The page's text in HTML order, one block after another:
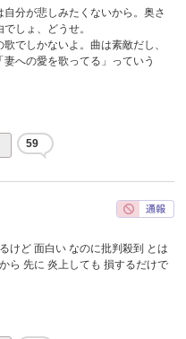
分が悲しみたくないから。奥さ
しょ、どうせ。
でしかないよ。曲は素敵だし、
への愛を歌ってる」っていう
59
けど 面白い なのに批判殺到 とは
ら 先に 炎上しても 損するだけで